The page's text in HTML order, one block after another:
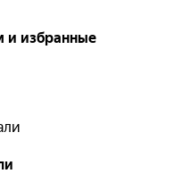
и избранные